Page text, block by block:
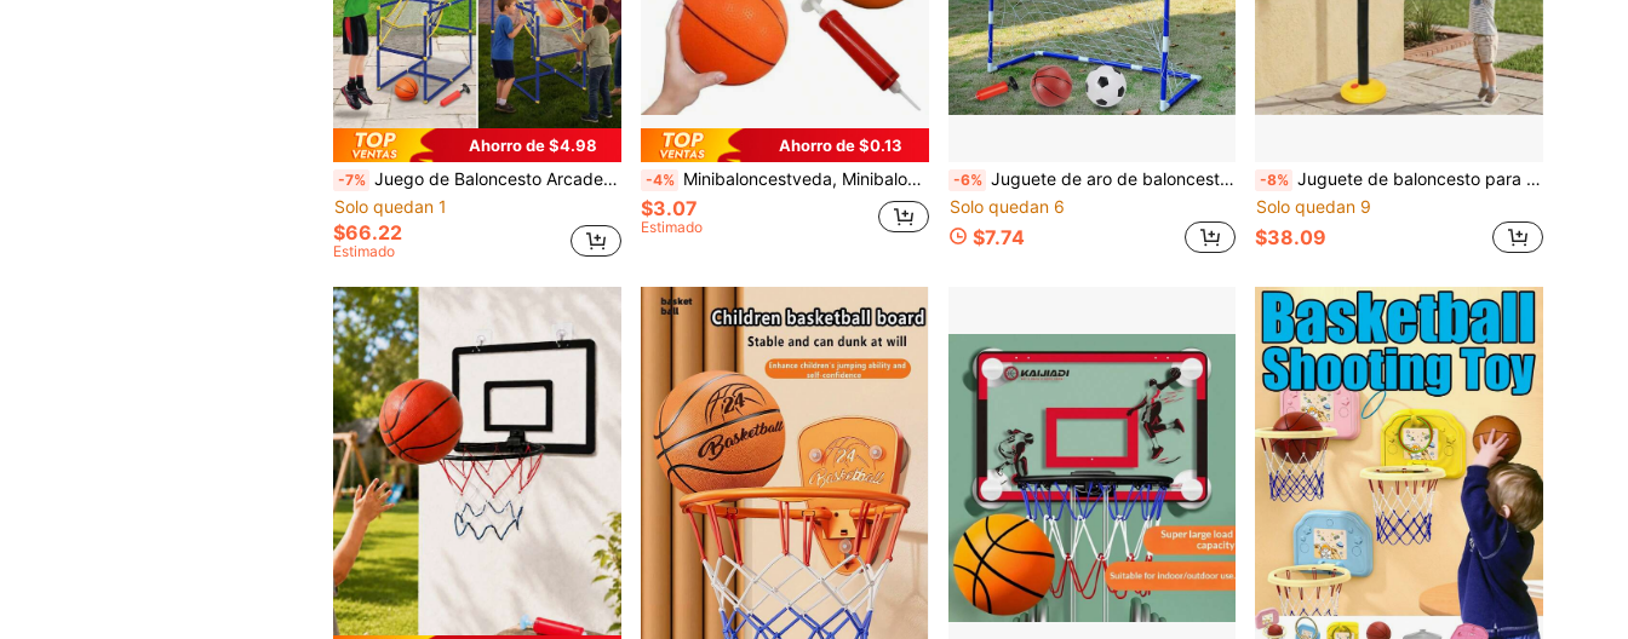
Ahorro de $4.98
-7% Juego de Baloncesto Arcade para Niños al Aire Libre, Incluye 4 Pelotas y Bomba, Juego de Canasta de Baloncesto Portátil para Lanzar, Adecuado para Patio Trasero, Césped, Patio, Juguete Deportivo para Interiores y Exteriores, Regalo para Niños y Niñas de 3-12 Años
Solo quedan 1
$66.22
Estimado
Ahorro de $0.13
-4% Minibaloncestveda, Minibaloncestveta para niños, Minibaloncesto inflable de 4,7 pulgadas, que incluye bomba y aguja, adecuado para fiestas en piscinas interiores y exteriores para niños y adolescentes
$3.07
Estimado
-6% Juguete de aro de baloncesto y portería de fútbol 2 en 1 para niños, actividades interactivas padres-hijos para deportes interior y exterior
Solo quedan 6
$7.74
-8% Juguete de baloncesto para niños para exteriores, aro de baloncesto para niños para interiores. Es un juguete deportivo para juegos interactivos en interiores y exteriores y actividades deportivas en el patio, fácil de instalar. Un gran regalo de cumpleaños y Navidad para niños que aman el baloncesto.
Solo quedan 9
$38.09